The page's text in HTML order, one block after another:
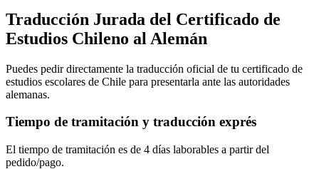
Traducción Jurada del Certificado de
Estudios Chileno al Alemán
Puedes pedir directamente la traducción oficial de tu certificado de
estudios escolares de Chile para presentarla ante las autoridades
alemanas.
Tiempo de tramitación y traducción exprés
El tiempo de tramitación es de 4 días laborables a partir del
pedido/pago.